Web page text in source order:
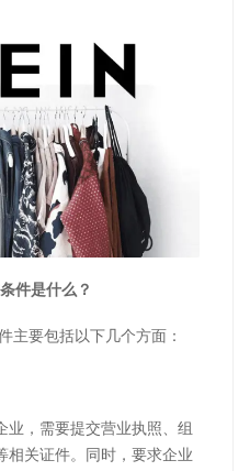
件是什么？
主要包括以下几个方面：
业，需要提交营业执照、组
相关证件。同时，要求企业